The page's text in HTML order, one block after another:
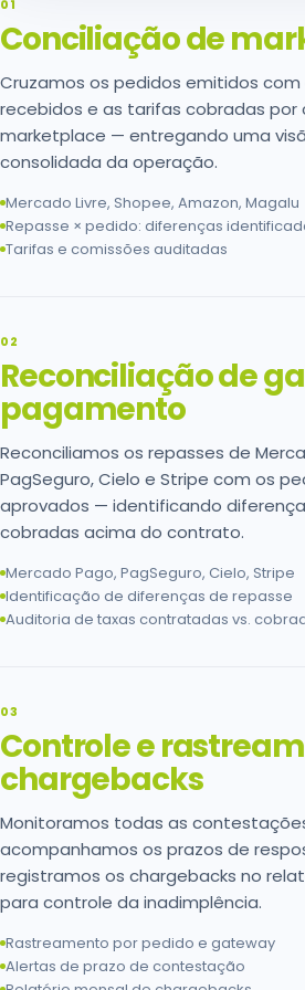
01
Conciliação de
Cruzamos os pedidos emitidos com
recebidos e as tarifas cobradas por
marketplace — entregando uma
consolidada da operação.
Mercado Livre, Shopee, Amazon, Magalu
Repasse × pedido: diferenças
Tarifas e comissões auditadas
02
Reconciliação de
pagamento
Reconciliamos os repasses de
PagSeguro, Cielo e Stripe com os
aprovados — identificando
cobradas acima do contrato.
Mercado Pago, PagSeguro, Cielo, Stripe
Identificação de diferenças de repasse
Auditoria de taxas contratadas vs.
03
Controle e
chargebacks
Monitoramos todas as
acompanhamos os prazos de
registramos os chargebacks no
para controle da inadimplência.
Rastreamento por pedido e gateway
Alertas de prazo de contestação